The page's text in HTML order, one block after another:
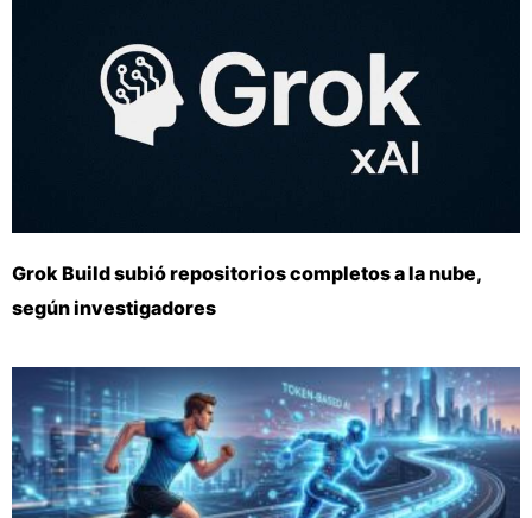
Grok Build subió repositorios completos a la nube,
según investigadores